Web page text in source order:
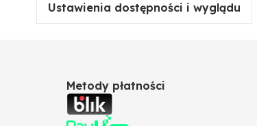
Ustawienia dostępności i wyglądu
Metody płatności